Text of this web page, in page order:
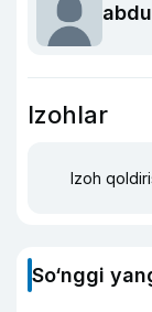
Izohlar
Izoh
So‘nggi